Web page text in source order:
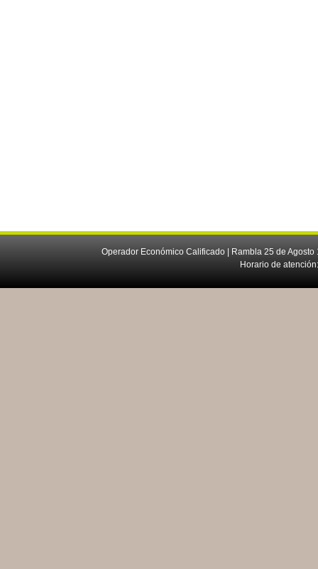
Operador Económico Calificado | Rambla 25 de
Horario de